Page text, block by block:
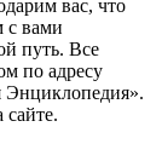
вас, что
с вами
путь. Все
по адресу